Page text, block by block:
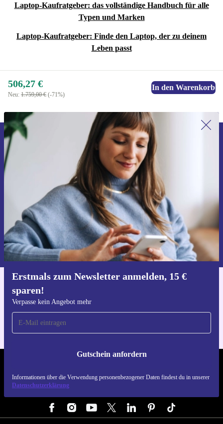
Laptop-Kaufratgeber: das vollständige Handbuch für alle
Typen und Marken
Laptop-Kaufratgeber: Finde den Laptop, der zu deinem
Leben passt
506,27 €
Neu: 1.759,00 € (-71%)
In den Warenkorb
Erstmals zum Newsletter anmelden, 15 €
sparen!
Verpasse kein Angebot mehr
Gutschein anfordern
Informationen über die Verwendung personenbezogener Daten findest du in unserer
Datenschutzerklärung
Erstmals zum Newsletter anmelden,
15 € sparen!
Verpasse kein Angebot mehr.
Gutschein anfordern
Informationen über die Verwendung personenbezogener Daten findest
du in unsererDatenschutzerklärung.
Für iOS und Android